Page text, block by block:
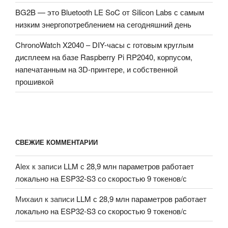
BG2B — это Bluetooth LE SoC от Silicon Labs с самым
низким энергопотреблением на сегодняшний день
ChronoWatch X2040 – DIY-часы с готовым круглым
дисплеем на базе Raspberry Pi RP2040, корпусом,
напечатанным на 3D-принтере, и собственной
прошивкой
СВЕЖИЕ КОММЕНТАРИИ
Alex к записи LLM с 28,9 млн параметров работает
локально на ESP32-S3 со скоростью 9 токенов/с
Михаил к записи LLM с 28,9 млн параметров работает
локально на ESP32-S3 со скоростью 9 токенов/с